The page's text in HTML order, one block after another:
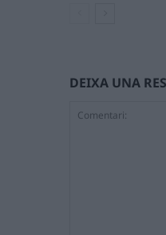
DEIXA UNA